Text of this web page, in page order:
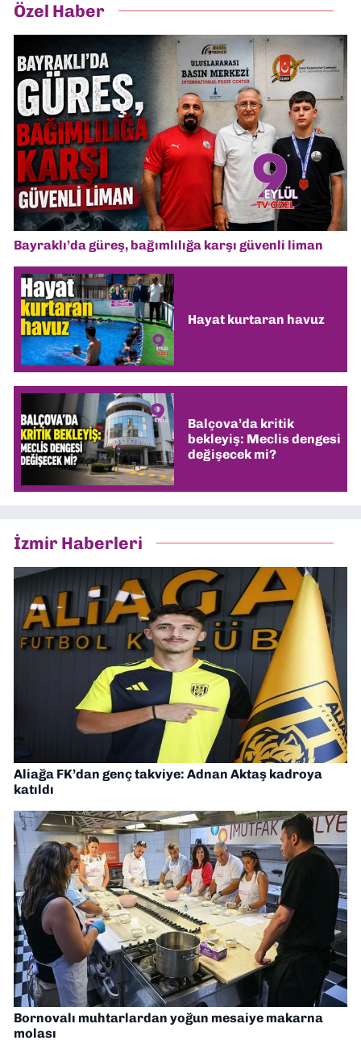
Özel Haber
Bayraklı’da güreş, bağımlılığa karşı güvenli liman
Hayat kurtaran havuz
Balçova’da kritik
bekleyiş: Meclis dengesi
değişecek mi?
İzmir Haberleri
Aliağa FK’dan genç takviye: Adnan Aktaş kadroya
katıldı
Bornovalı muhtarlardan yoğun mesaiye makarna
molası